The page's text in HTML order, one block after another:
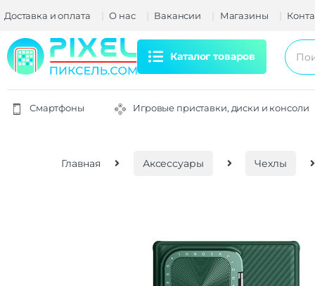
Доставка и оплата О нас Вакансии Магазины
Каталог товаров
Смартфоны Игровые приставки, диски и консоли
Главная Аксессуары Чехлы